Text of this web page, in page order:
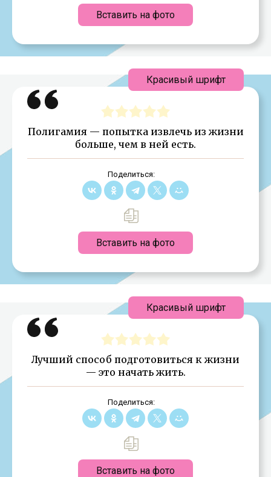
Вставить на фото
Полигамия — попытка извлечь из жизни
больше, чем в ней есть.
Поделиться:
Вставить на фото
Красивый шрифт
Лучший способ подготовиться к жизни
— это начать жить.
Поделиться:
Вставить на фото
Красивый шрифт